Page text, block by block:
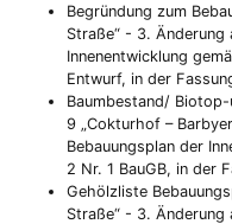
Begründung zum
Straße“ - 3. Änderung
Innenentwicklung
Entwurf, in der
Baumbestand/
9 „Cokturhof –
Bebauungsplan der
2 Nr. 1 BauGB, in der
Gehölzliste
Straße“ - 3. Änderung